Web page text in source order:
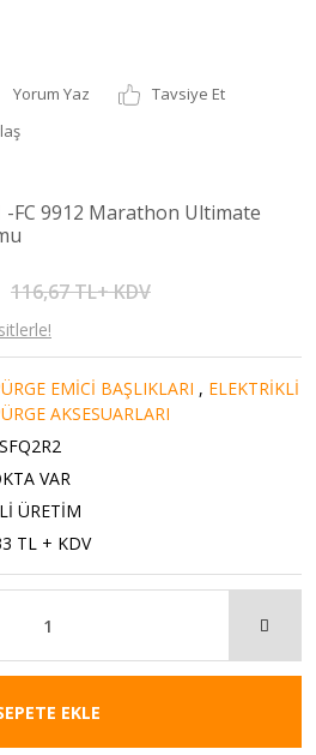
Yorum Yaz
Tavsiye Et
-FC 9912 Marathon Ultimate
116,67 TL+ KDV
EMİCİ BAŞLIKLARI , ELEKTRİKLİ
AKSESUARLARI
VAR
ÜRETİM
TL + KDV
EKLE